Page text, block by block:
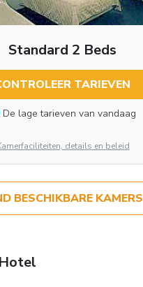
Standard 2 Beds
TARIEVEN
De lage tarieven van vandaag
details en beleid
BESCHIKBARE KAMERS